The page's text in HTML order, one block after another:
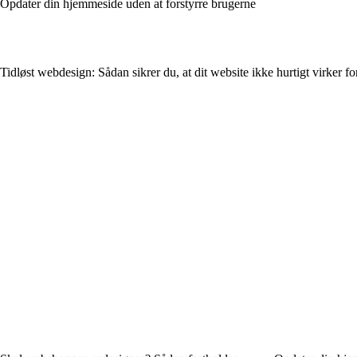
Opdater din hjemmeside uden at forstyrre brugerne
Tidløst webdesign: Sådan sikrer du, at dit website ikke hurtigt virker